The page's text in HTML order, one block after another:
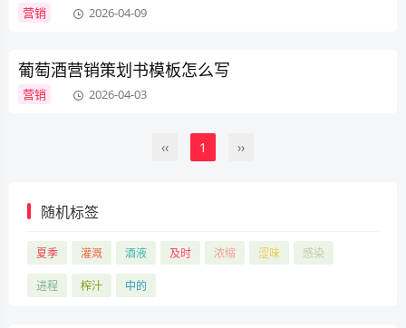
营销 2026-04-09
葡萄酒营销策划书模板怎么写
营销 2026-04-03
‹‹ 1 ››
随机标签
夏季 灌溉 酒液 及时 浓缩 涩味 感染
进程 榨汁 中的